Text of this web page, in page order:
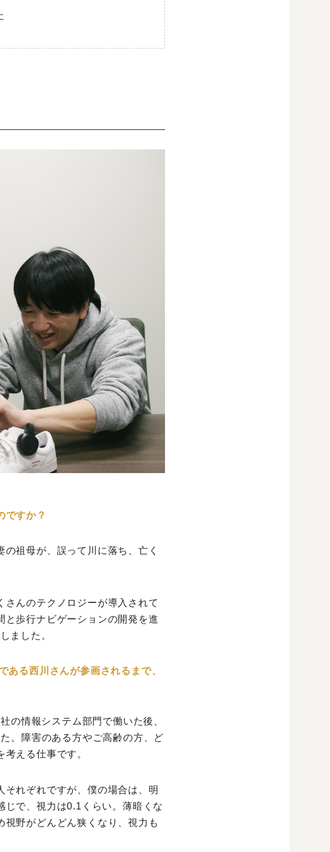
ですか？
祖母が、誤って川に落ち、亡く
んのテクノロジーが導入されて
と歩行ナビゲーションの開発を進
ました。
る西川さんが参画されるまで、
の情報システム部門で働いた後、
。障害のある方やご高齢の方、ど
える仕事です。
れぞれですが、僕の場合は、明
じで、視力は0.1くらい。薄暗くな
野がどんどん狭くなり、視力も